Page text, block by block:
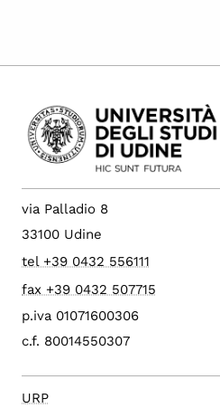
via Palladio 8
33100 Udine
tel +39 0432 556111
fax +39 0432 507715
p.iva 01071600306
c.f. 80014550307
URP